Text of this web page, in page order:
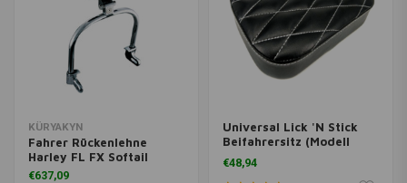
KÜRYAKYN
Fahrer Rückenlehne
Harley FL FX Softail
€637,09
Universal Lick 'N Stick
Beifahrersitz (Modell
auswählen)
€48,94